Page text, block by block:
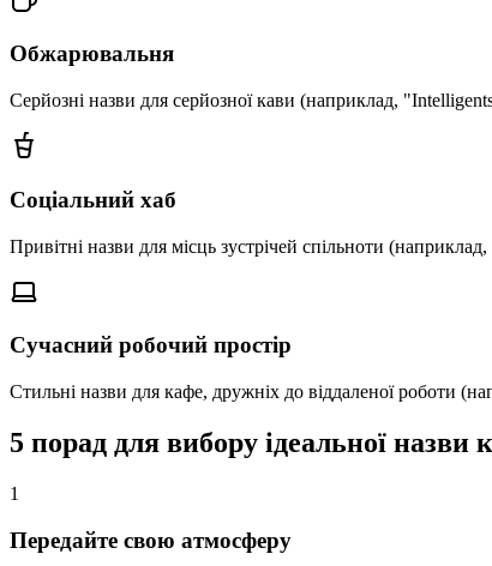
Обжарювальня
Серйозні назви для серйозної кави (наприклад,
Соціальний хаб
Привітні назви для місць зустрічей спільноти
Сучасний робочий простір
Стильні назви для кафе, дружніх до віддаленої роботи
5 порад для вибору ідеальної назви
1
Передайте свою атмосферу